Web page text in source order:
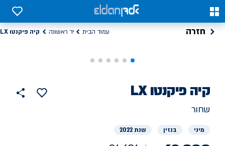
0
0
חזרה עמוד הבית יד ראשונה קיה פיקנטו LX
רכב
יד
קיה פיקנטו LX
הוסף
למועדפים
שחור
מיני בנזין שנת 2022